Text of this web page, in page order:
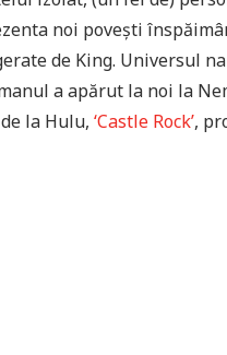
noi povești
de King. Universul
a apărut la noi la
la Hulu, ‘Castle Rock’,